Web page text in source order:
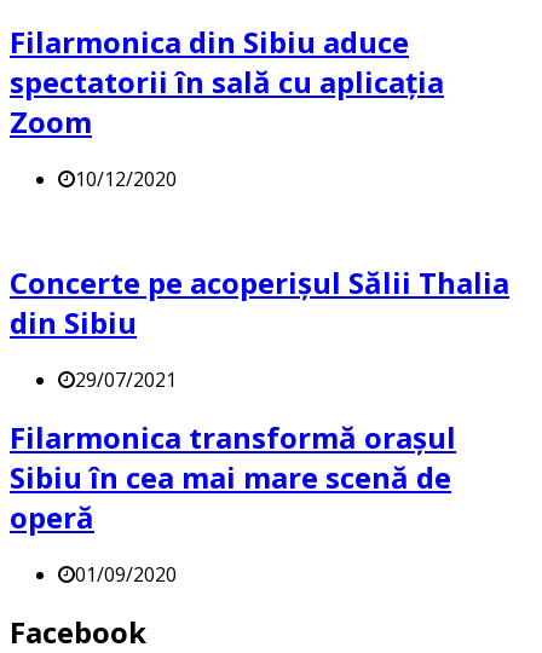
Filarmonica din Sibiu aduce
spectatorii în sală cu aplicația
Zoom
10/12/2020
Concerte pe acoperișul Sălii Thalia
din Sibiu
29/07/2021
Filarmonica transformă orașul
Sibiu în cea mai mare scenă de
operă
01/09/2020
Facebook